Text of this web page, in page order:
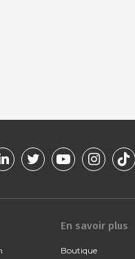
En savoir plus
Boutique